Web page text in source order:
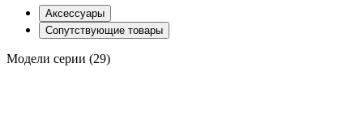
Аксессуары
Сопутствующие товары
Модели серии (29)